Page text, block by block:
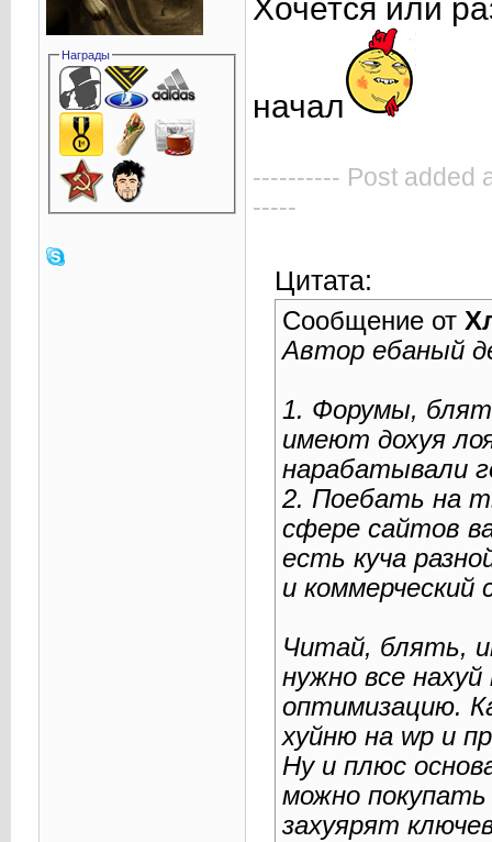
Награды
Хочется или
начал
---------- Post added
-----
Цитата:
Сообщение от
Автор ебаный
1. Форумы,
имеют дохуя
нарабатывали
2. Поебать на
сфере сайтов
есть куча
и
Читай, блять,
нужно все
оптимизацию.
хуйню на wp и
Ну и плюс
можно
захуярят